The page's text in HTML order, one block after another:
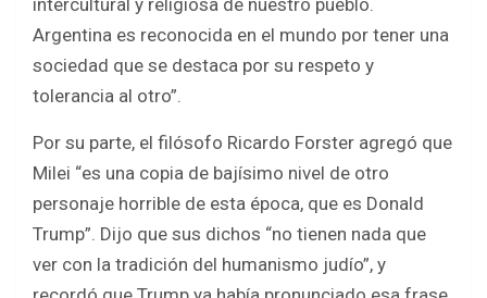
intercultural y religiosa de nuestro pueblo.
Argentina es reconocida en el mundo por tener una
sociedad que se destaca por su respeto y
tolerancia al otro”.
Por su parte, el filósofo Ricardo Forster agregó que
Milei “es una copia de bajísimo nivel de otro
personaje horrible de esta época, que es Donald
Trump”. Dijo que sus dichos “no tienen nada que
ver con la tradición del humanismo judío”, y